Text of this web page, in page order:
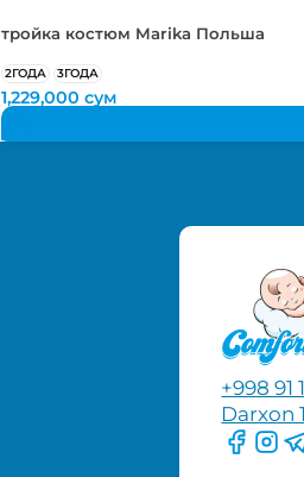
тройка костюм Marika Польша
2ГОДА 3ГОДА
1,229,000сум
+998 91
Darxon